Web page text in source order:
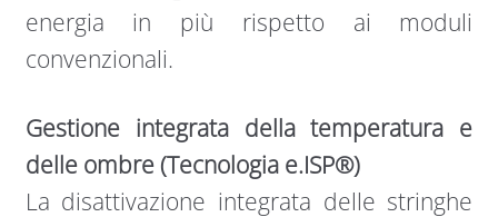
energia in più rispetto ai moduli
convenzionali.
Gestione integrata della temperatura e
delle ombre (Tecnologia e.ISP®)
La disattivazione integrata delle stringhe